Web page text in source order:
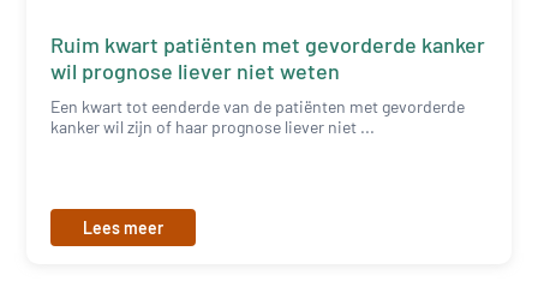
Ruim kwart patiënten met gevorderde kanker
wil prognose liever niet weten
Een kwart tot eenderde van de patiënten met gevorderde
kanker wil zijn of haar prognose liever niet ...
Lees meer